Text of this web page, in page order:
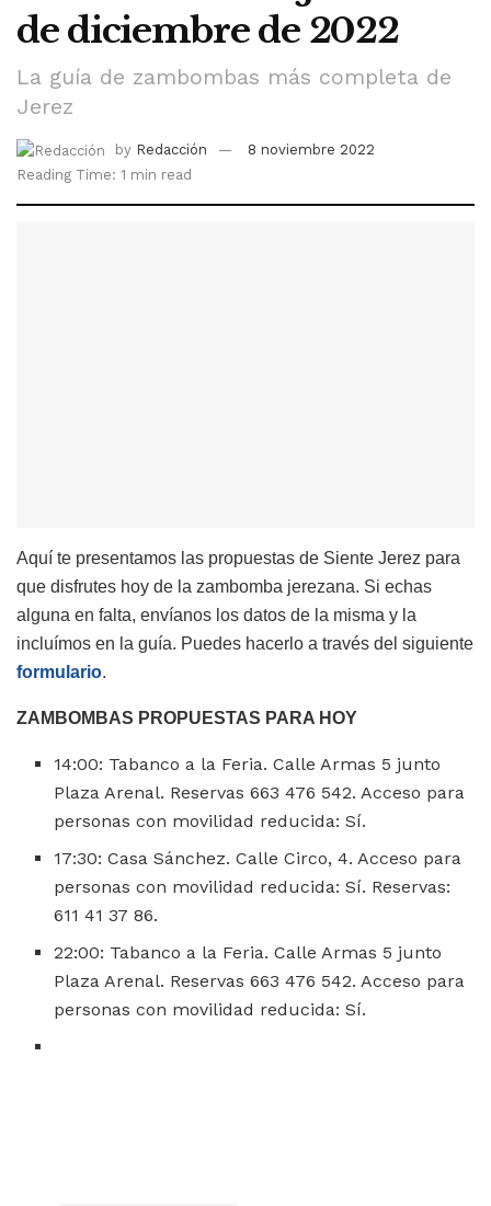
de diciembre de 2022
La guía de zambombas más completa de
Jerez
by Redacción
8 noviembre 2022
Reading Time: 1 min read
Aquí te presentamos las propuestas de Siente Jerez para
que disfrutes hoy de la zambomba jerezana. Si echas
alguna en falta, envíanos los datos de la misma y la
incluímos en la guía. Puedes hacerlo a través del siguiente
formulario.
ZAMBOMBAS PROPUESTAS PARA HOY
14:00: Tabanco a la Feria. Calle Armas 5 junto
Plaza Arenal. Reservas 663 476 542. Acceso para
personas con movilidad reducida: Sí.
17:30: Casa Sánchez. Calle Circo, 4. Acceso para
personas con movilidad reducida: Sí. Reservas:
611 41 37 86.
22:00: Tabanco a la Feria. Calle Armas 5 junto
Plaza Arenal. Reservas 663 476 542. Acceso para
personas con movilidad reducida: Sí.